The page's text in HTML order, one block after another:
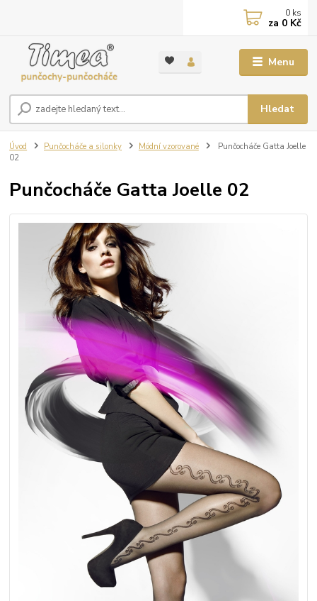
Menu
Hledat
0 ks
za 0 Kč
Úvod Punčocháče a silonky Módní vzorované
Punčocháče Gatta Joelle
02
Punčocháče Gatta Joelle 02